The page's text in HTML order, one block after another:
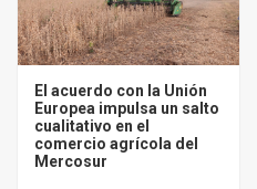
El acuerdo con la Unión
Europea impulsa un salto
cualitativo en el
comercio agrícola del
Mercosur